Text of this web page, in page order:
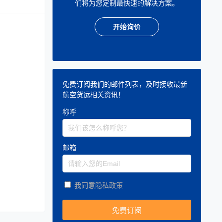
们将为您定制最快速的解决方案。
开始询价
免费订阅我们的邮件列表，及时接收最新
航空货运相关资讯！
称呼
邮箱
我同意隐私政策